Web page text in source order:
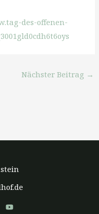
des-offenen-
Nächster Beitrag →